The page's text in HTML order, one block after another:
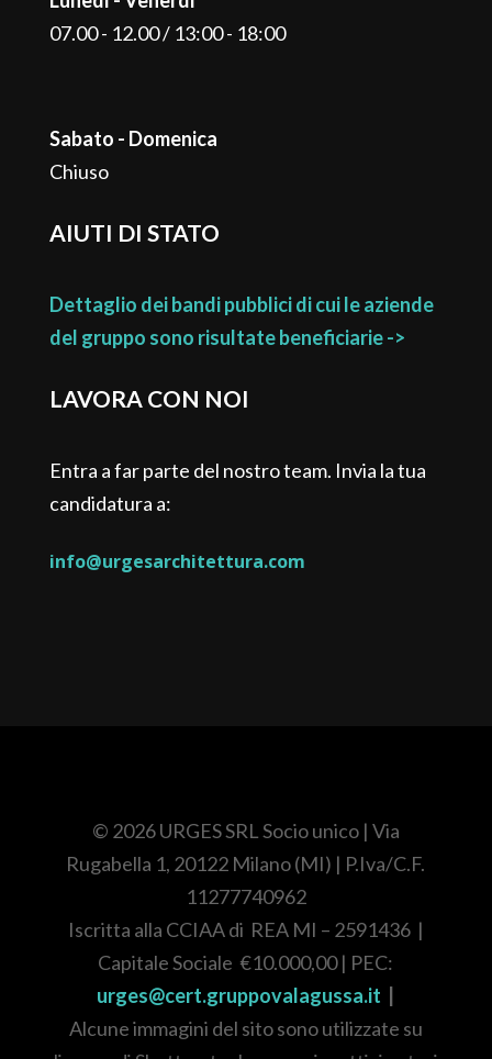
07.00 - 12.00 / 13:00 - 18:00
Sabato - Domenica
Chiuso
AIUTI DI STATO
Dettaglio dei bandi pubblici di cui le aziende
del gruppo sono risultate beneficiarie ->
LAVORA CON NOI
Entra a far parte del nostro team. Invia la tua
candidatura a:
info@urgesarchitettura.com
© 2026 URGES SRL Socio unico| Via
Rugabella 1, 20122 Milano (MI) | P.Iva/C.F.
11277740962
Iscritta alla CCIAA di REA MI – 2591436|
Capitale Sociale €10.000,00| PEC:
urges@cert.gruppovalagussa.it
Alcune immagini del sito sono utilizzate su